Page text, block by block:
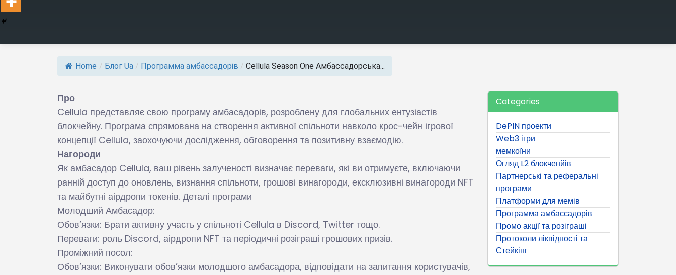
Home / Блог Ua / Программа амбассадорів / Cellula Season One Амбассадорська...
Про
Cellula представляє свою програму амбасадорів, розроблену для глобальних ентузіастів
блокчейну. Програма спрямована на створення активної спільноти навколо крос-чейн ігрової
концепції Cellula, заохочуючи дослідження, обговорення та позитивну взаємодію.
Нагороди
Як амбасадор Cellula, ваш рівень залученості визначає переваги, які ви отримуєте, включаючи
ранній доступ до оновлень, визнання спільноти, грошові винагороди, ексклюзивні винагороди NFT
та майбутні аірдропи токенів. Деталі програми
Молодший Амбасадор:
Обов’язки: Брати активну участь у спільноті Cellula в Discord, Twitter тощо.
Переваги: роль Discord, аірдропи NFT та періодичні розіграші грошових призів.
Проміжний посол:
Обов’язки: Виконувати обов’язки молодшого амбасадора, відповідати на запитання користувачів,
Categories
DePIN проекти
Web3 ігри
мемкоїни
Огляд L2 блокченйів
Партнерські та реферальні
програми
Платформи для мемів
Программа амбассадорів
Промо акції та розіграші
Протоколи ліквідності та
Стейкінг